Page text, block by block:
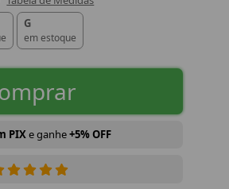
G
em estoque
PIXe ganhe+5% OFF